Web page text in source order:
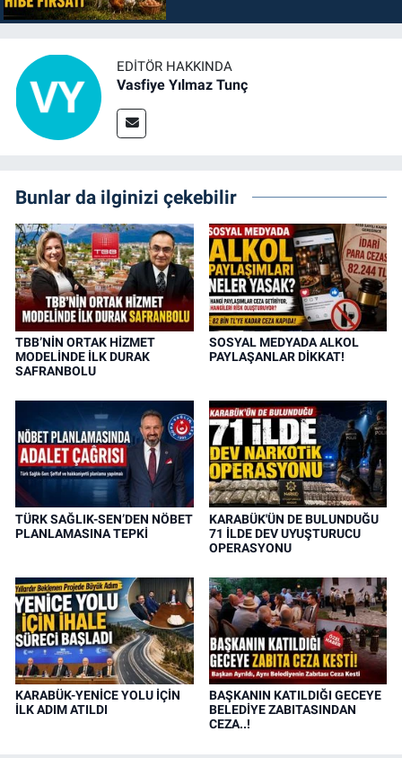
EDITÖR HAKKINDA
Vasfiye Yılmaz Tunç
Bunlar da ilginizi çekebilir
TBB’NİN ORTAK HİZMET
MODELİNDE İLK DURAK
SAFRANBOLU
SOSYAL MEDYADA ALKOL
PAYLAŞANLAR DİKKAT!
TÜRK SAĞLIK-SEN’DEN NÖBET
PLANLAMASINA TEPKİ
KARABÜK'ÜN DE BULUNDUĞU
71 İLDE DEV UYUŞTURUCU
OPERASYONU
KARABÜK-YENİCE YOLU İÇİN
İLK ADIM ATILDI
BAŞKANIN KATILDIĞI GECEYE
BELEDİYE ZABITASINDAN
CEZA..!